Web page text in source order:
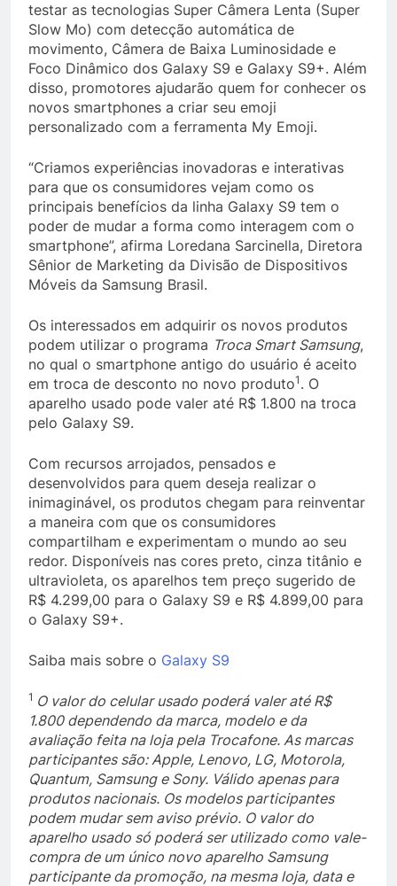
testar as tecnologias Super Câmera Lenta (Super
Slow Mo) com detecção automática de
movimento, Câmera de Baixa Luminosidade e
Foco Dinâmico dos Galaxy S9 e Galaxy S9+. Além
disso, promotores ajudarão quem for conhecer os
novos smartphones a criar seu emoji
personalizado com a ferramenta My Emoji.
“Criamos experiências inovadoras e interativas
para que os consumidores vejam como os
principais benefícios da linha Galaxy S9 tem o
poder de mudar a forma como interagem com o
smartphone”, afirma Loredana Sarcinella, Diretora
Sênior de Marketing da Divisão de Dispositivos
Móveis da Samsung Brasil.
Os interessados em adquirir os novos produtos
podem utilizar o programa Troca Smart Samsung,
no qual o smartphone antigo do usuário é aceito
em troca de desconto no novo produto1 . O
aparelho usado pode valer até R$ 1.800 na troca
pelo Galaxy S9.
Com recursos arrojados, pensados e
desenvolvidos para quem deseja realizar o
inimaginável, os produtos chegam para reinventar
a maneira com que os consumidores
compartilham e experimentam o mundo ao seu
redor. Disponíveis nas cores preto, cinza titânio e
ultravioleta, os aparelhos tem preço sugerido de
R$ 4.299,00 para o Galaxy S9 e R$ 4.899,00 para
o Galaxy S9+.
Saiba mais sobre o Galaxy S9
1 O valor do celular usado poderá valer até R$
1.800 dependendo da marca, modelo e da
avaliação feita na loja pela Trocafone. As marcas
participantes são: Apple, Lenovo, LG, Motorola,
Quantum, Samsung e Sony. Válido apenas para
produtos nacionais. Os modelos participantes
podem mudar sem aviso prévio. O valor do
aparelho usado só poderá ser utilizado como vale-
compra de um único novo aparelho Samsung
participante da promoção, na mesma loja, data e